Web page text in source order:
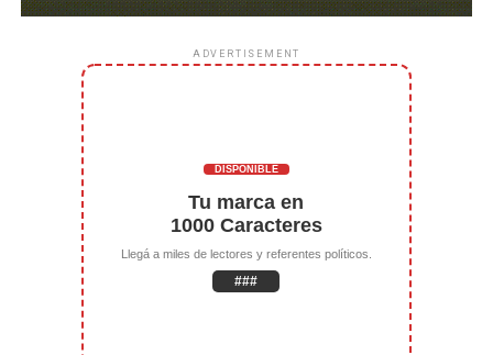
ADVERTISEMENT
DISPONIBLE
Tu marca en
1000 Caracteres
Llegá a miles de lectores y referentes políticos.
###